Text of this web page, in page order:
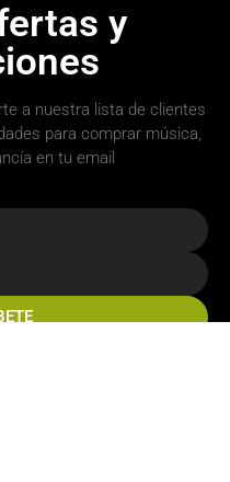
y
a nuestra lista de clientes
para comprar música,
en tu email